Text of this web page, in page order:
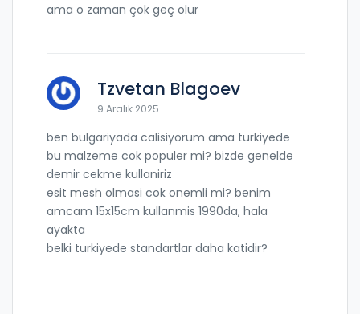
ama o zaman çok geç olur
Tzvetan Blagoev
9 Aralık 2025
ben bulgariyada calisiyorum ama turkiyede
bu malzeme cok populer mi? bizde genelde
demir cekme kullaniriz
esit mesh olmasi cok onemli mi? benim
amcam 15x15cm kullanmis 1990da, hala
ayakta
belki turkiyede standartlar daha katidir?